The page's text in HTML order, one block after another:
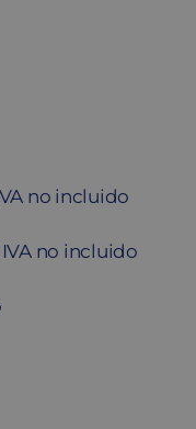
no incluido
no incluido